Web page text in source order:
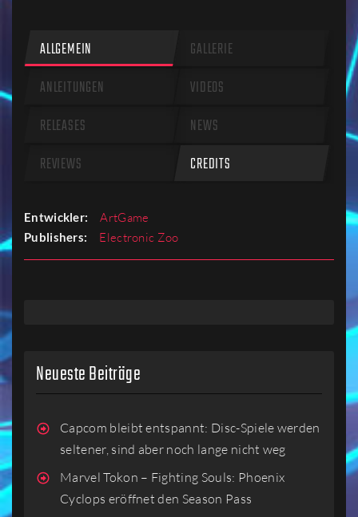
ALLGEMEIN
GALLERIE
ANLEITUNGEN
VIDEOS
RELEASES
NEWS
REVIEWS
CREDITS
Entwickler: ArtGame
Publishers: Electronic Zoo
Neueste Beiträge
Capcom bleibt entspannt: Disc-Spiele werden
seltener, sind aber noch lange nicht weg
Marvel Tokon – Fighting Souls: Phoenix
Cyclops eröffnet den Season Pass